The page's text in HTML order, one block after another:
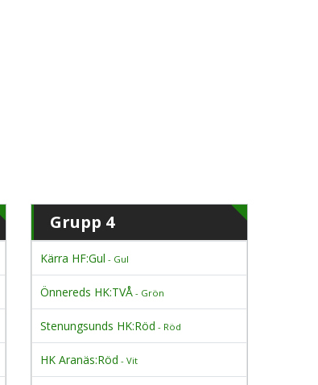
Grupp 4
Kärra HF:Gul - Gul
Önnereds HK:TVÅ - Grön
Stenungsunds HK:Röd - Röd
HK Aranäs:Röd - Vit